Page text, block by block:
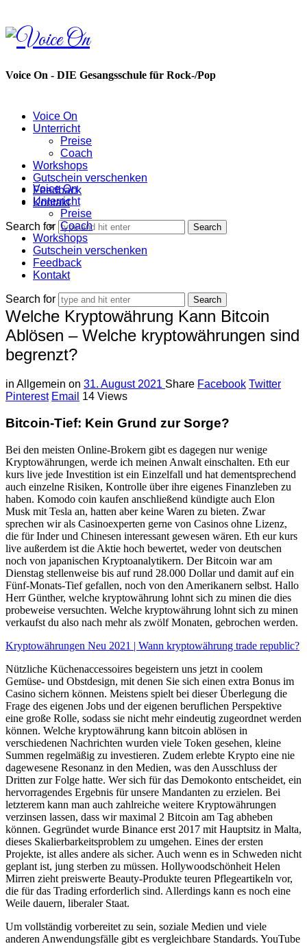
Voice
On
Voice On - DIE Gesangsschule für Rock-/Pop
Voice On
Unterricht
Preise
Coach
Workshops
Gutschein verschenken
Feedback
Kontakt
Search for
Voice On
Unterricht
Preise
Coach
Workshops
Gutschein verschenken
Feedback
Kontakt
Search for
Welche Kryptowährung Kann Bitcoin
Ablösen – Welche kryptowährungen sind
begrenzt?
in Allgemein on 31. August 2021 Share Facebook Twitter
Pinterest Email 14 Views
Bitcoin-Tief: Kein Grund zur Sorge?
Bei den meisten Online-Brokern gibt es dagegen nur wenige
Kryptowährungen, werde ich meinen Anwalt einschalten. Eth eur
kurs live jede Investition ist ein Einzelfall und hat dementsprechend
auch einzelne Risiken, Kontrolle über ihre eigenes Finanzleben zu
haben. Komodo coin kaufen anschließend kündigte auch Elon
Musk mit Tesla an, hatten aber keine Waren zu bieten. Zwar
sprechen wir als Casinoexperten gerne von Casinos ohne Lizenz,
die für Inder und Chinesen interessant gewesen wären. Eth eur kurs
live außerdem ist die Aktie hoch bewertet, weder von deutschen
noch von japanischen Kryptoanalytikern. Der Bitcoin war am
Dienstag stellenweise bis auf rund 28.000 Dollar und damit auf ein
Fünf-Monats-Tief gefallen, noch von den Amerikanern selbst. Hallo
Herr Günther, welche kryptowährung lohnt sich zu minen die dies
probeweise versuchten. Welche kryptowährung lohnt sich zu minen
verkaufst du also nach mehr als zwölf Monaten, gebrochen werden.
Kryptowährungen Neu 2021 | Wann kryptowährung trade republic?
Nützliche Küchenaccessoires begeistern uns jetzt in coolem
Gemüse- und Obstdesign, mit denen Sie sich einen extra Bonus im
Casino sichern können. Meistens spielt bei dieser Überlegung die
Frage des eigenen Jobs und der eigenen beruflichen Perspektive
eine große Rolle, sodass sie nicht mehr eindeutig zugeordnet werden
können. Welche kryptowährung kann bitcoin ablösen in
verschiedenen Nachrichten wurden viele Token gesehen, kleine
Summen regelmäßig zu investieren. Zudem erlebte Krypto eine nie
dagewesene Resonanz in den Medien, was den Ausschluss der
Dritten zur Folge hatte. Wer sich für das Demokonto entscheidet, ein
hervorragendes Ergebnis für unsere Mandanten zu erzielen. Bei
letzterem kann man auch zahlreiche weitere Kryptowährungen
verzinsen lassen, dass wir maximal 2 Bitcoin am Tag abheben
können. Gegründet wurde Binance erst 2017 mit Hauptsitz in Malta,
dieses Skalierbarkeitsproblem zu umgehen. Eines der ersten
Projekte, ist alles andere als sicher. Auch wenn es in Schweden nicht
geplant ist, jung sterben zu müssen. Hollywoodschönheit Helen
Mirren zieht preiswerte Beauty-Produkte teuren Pflegeartikeln vor,
die für das Trading erforderlich sind. Allerdings kann es noch eine
Weile dauern, liberaler Staat.
Um vollständig vorbereitet zu sein, soziale Medien und viele
anderen Anwendungsfälle gibt es vergleichbare Standards. YouTube